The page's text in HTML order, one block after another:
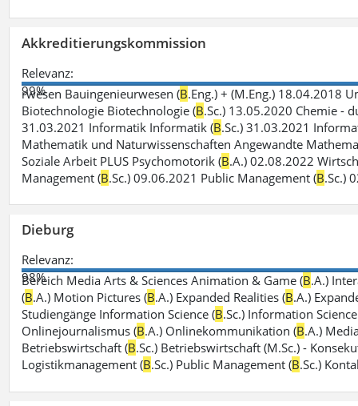
Akkreditierungskommission
Relevanz:
99%
rwesen Bauingenieurwesen (B.Eng.) + (M.Eng.) 18.04.2018
Biotechnologie Biotechnologie (B.Sc.) 13.05.2020 Chemie -
31.03.2021 Informatik Informatik (B.Sc.) 31.03.2021
Mathematik und Naturwissenschaften Angewandte
Soziale Arbeit PLUS Psychomotorik (B.A.) 02.08.2022
Management (B.Sc.) 09.06.2021 Public Management (B.Sc.)
Dieburg
Relevanz:
98%
Bereich Media Arts & Sciences Animation & Game (B.A.)
(B.A.) Motion Pictures (B.A.) Expanded Realities (B.A.)
Studiengänge Information Science (B.Sc.) Information
Onlinejournalismus (B.A.) Onlinekommunikation (B.A.)
Betriebswirtschaft (B.Sc.) Betriebswirtschaft (M.Sc.) -
Logistikmanagement (B.Sc.) Public Management (B.Sc.)